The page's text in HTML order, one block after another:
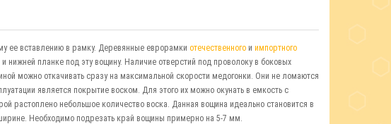
ее вставлению в рамку. Деревянные еврорамки отечественногои импортного
планке под эту вощину. Наличие отверстий под проволоку в боковых
можно откачивать сразу на максимальной скорости медогонки. Они не ломаются
является покрытие воском. Для этого их можно окунать в емкость с
растоплено небольшое количество воска. Данная вощина идеально становится в
Необходимо подрезать край вощины примерно на 5-7 мм.